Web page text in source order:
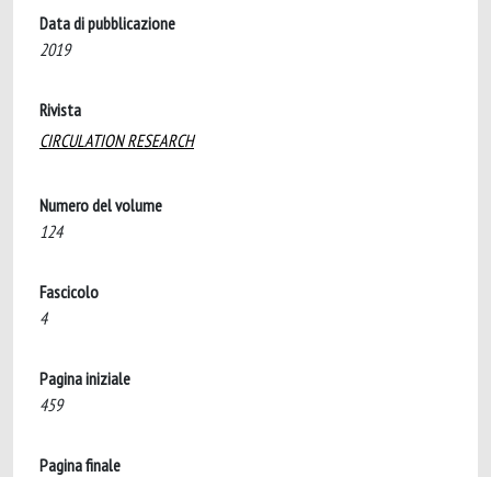
Data di pubblicazione
2019
Rivista
CIRCULATION RESEARCH
Numero del volume
124
Fascicolo
4
Pagina iniziale
459
Pagina finale